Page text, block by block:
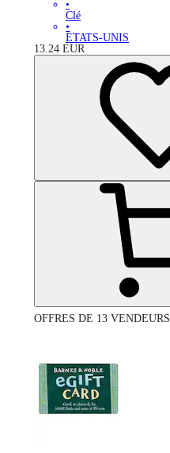
•
Clé
•
ÉTATS-UNIS
13.24 EUR
OFFRES DE 13 VENDEURS